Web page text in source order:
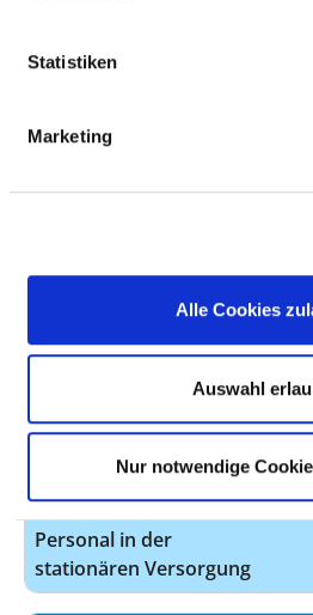
Statistiken
Marketing
Alle Cookies
Auswahl
Nur notwendige
PERSONAL IN
PSYCHOSOMATIK
DIPLOM-PSYCHOLOGEN
Personal mit direktem
Beschäftigungsverhältnis
Personal ohne direktes
Beschäftigungsverhältnis
Personal in der
Personal in der
stationären Versorgung